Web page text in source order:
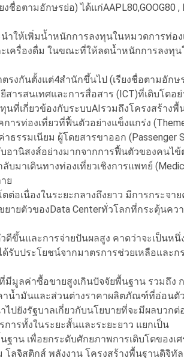
อตามอักษรย่อ) ได้แก่AAPL80,GOOG80 ,
ำให้เพิ่มน้ำหนักการลงทุนในหมวดการท่อ
เครื่องดื่ม ในขณะที่ให้ลดน้ำหนักการลงทุน
รงกันตั้งแต่4สำนักขึ้นไป (เรียงชื่อตามอักษ
ยีสารสนเทศและการสื่อสาร (ICT)ที่เติบโต
นที่เกี่ยวข้องกับระบบAIรวมถึงโครงสร้าง
ารท่องเที่ยวที่ฟื้นตัวอย่างแข็งแกร่ง
รรมเนียม ผู้โดยสารขาออก (Passenger
อานิสงส์อย่างมากจากการฟื้นตัวของคนไข้
มาเดินทางท่องเที่ยวเชิงการแพทย์
ย
ต่อเนื่องในระยะกลางถึงยาว มีการกระจา
ายตัวของData Centerทั่วโลกที่กระตุ้นคว
ดีขึ้นและการจ่ายปันผลสูง คาดว่าจะเป็นห
รับประโยชน์จากมาตรการช่วยเหลือและก
มูลค่าซื้อขายสูงเกินปัจจัยพื้นฐาน รวมถึง
าน้ำมันและส่วนต่างราคาผลิตภัณฑ์ที่อ่อนตัว
ไปยังรัฐบาลเกี่ยวกับนโยบายที่จะมีผลบวก
ารทั้งในระยะสั้นและระยะยาว แยกเป็น
ฐาน เพื่อยกระดับศักยภาพการเติบโตของเ
ลจิสติกส์ พลังงาน โครงสร้างพื้นฐานดิจิทัล